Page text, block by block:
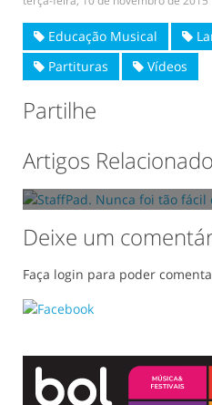
Educação Musical
Partituras
Vídeos
Partilhe
Artigos
música
Deixe um
Faça login para poder